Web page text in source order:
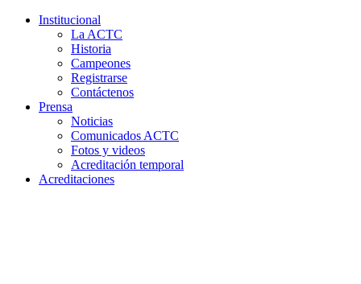
Institucional
La ACTC
Historia
Campeones
Registrarse
Contáctenos
Prensa
Noticias
Comunicados ACTC
Fotos y videos
Acreditación temporal
Acreditaciones